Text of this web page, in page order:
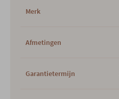
Merk
Afmetingen
Garantietermijn